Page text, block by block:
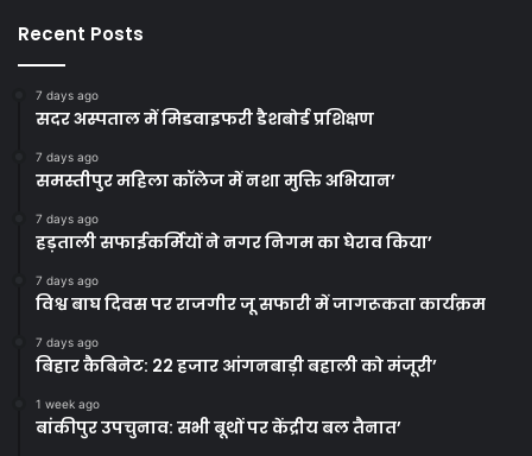
Recent Posts
7 days ago
सदर अस्पताल में मिडवाइफरी डैशबोर्ड प्रशिक्षण
7 days ago
समस्तीपुर महिला कॉलेज में नशा मुक्ति अभियान’
7 days ago
हड़ताली सफाईकर्मियों ने नगर निगम का घेराव किया’
7 days ago
विश्व बाघ दिवस पर राजगीर जू सफारी में जागरूकता कार्यक्रम
7 days ago
बिहार कैबिनेट: 22 हजार आंगनबाड़ी बहाली को मंजूरी’
1 week ago
बांकीपुर उपचुनाव: सभी बूथों पर केंद्रीय बल तैनात’